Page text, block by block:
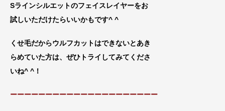
Sラインシルエットのフェイスレイヤーをお
試しいただけたらいいかもです^ ^
くせ毛だからウルフカットはできないとあき
らめていた方は、 ぜひトライしてみてくださ
いね^ ^！
ーーーーーーーーーーーーーーーーーーーーー